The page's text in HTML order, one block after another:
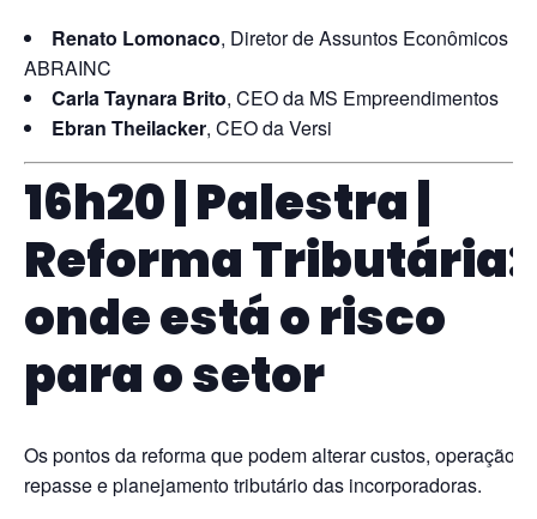
Renato Lomonaco, Diretor de Assuntos Econômicos da
ABRAINC
Carla Taynara Brito, CEO da MS Empreendimentos
Ebran Theilacker, CEO da Versi
16h20 | Palestra |
Reforma Tributária:
onde está o risco
para o setor
Os pontos da reforma que podem alterar custos, operação,
repasse e planejamento tributário das incorporadoras.